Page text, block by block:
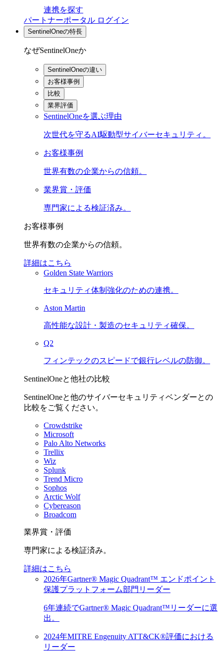
連携を探す
パートナーポータル ログイン
SentinelOneの特長
なぜSentinelOneか
SentinelOneの違い
お客様事例
比較
業界評価
SentinelOneを選ぶ理由
次世代を守るAI駆動型サイバーセキュリティ。
お客様事例
世界有数の企業からの信頼。
業界賞・評価
専門家による検証済み。
お客様事例
世界有数の企業からの信頼。
詳細はこちら
Golden State Warriors
セキュリティ体制強化のための連携。
Aston Martin
高性能な設計・製造のセキュリティ確保。
Q2
フィンテックのスピードで銀行レベルの防御。
SentinelOneと他社の比較
SentinelOneと他のサイバーセキュリティベンダーとの
比較をご覧ください。
Crowdstrike
Microsoft
Palo Alto Networks
Trellix
Wiz
Splunk
Trend Micro
Sophos
Arctic Wolf
Cybereason
Broadcom
業界賞・評価
専門家による検証済み。
詳細はこちら
2026年Gartner® Magic Quadrant™ エンドポイント
保護プラットフォーム部門リーダー
6年連続でGartner® Magic Quadrant™リーダーに選
出。
2024年MITRE Engenuity ATT&CK®評価における
リーダー